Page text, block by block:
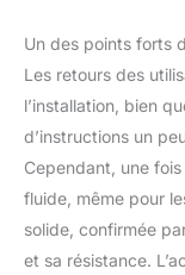
Un des points forts
Les retours des
l’installation, bien
d’instructions un
Cependant, une
fluide, même pour
solide, confirmée
et sa résistance.